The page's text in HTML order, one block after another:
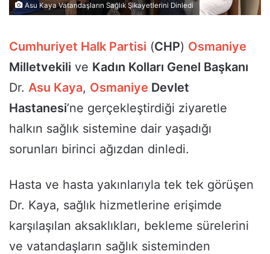
Asu Kaya Vatandaşların Sağlık Şikayetlerini Dinledi
Cumhuriyet Halk Partisi (CHP) Osmaniye
Milletvekili ve Kadın Kolları Genel Başkanı
Dr. Asu Kaya, Osmaniye Devlet
Hastanesi’ne gerçekleştirdiği ziyaretle
halkın sağlık sistemine dair yaşadığı
sorunları birinci ağızdan dinledi.
Hasta ve hasta yakınlarıyla tek tek görüşen
Dr. Kaya, sağlık hizmetlerine erişimde
karşılaşılan aksaklıkları, bekleme sürelerini
ve vatandaşların sağlık sisteminden